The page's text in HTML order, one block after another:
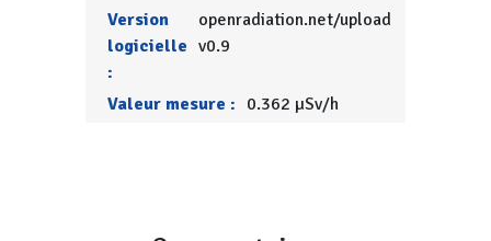
Version
logicielle
:
openradiation.net/upload
v0.9
Valeur mesure : 0.362 µSv/h